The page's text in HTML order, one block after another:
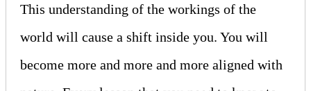
This understanding of the workings of the
world will cause a shift inside you. You will
become more and more and more aligned with